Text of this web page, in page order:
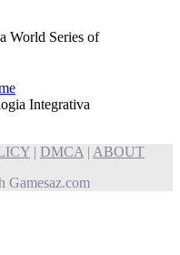
World Series of
Integrativa
| DMCA | ABOUT
Gamesaz.com